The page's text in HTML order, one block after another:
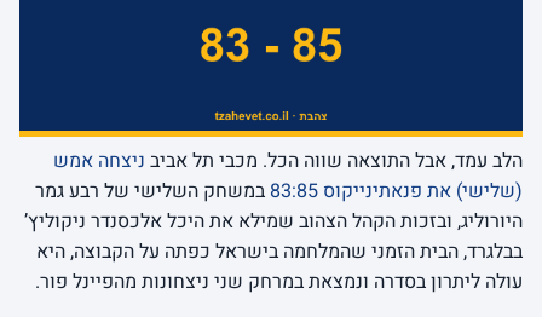
הלב עמד, אבל התוצאה שווה הכל. מכבי תל אביב ניצחה אמש
(שלישי) את פנאתינייקוס 83:85
במשחק השלישי של רבע גמר
היורוליג, ובזכות הקהל הצהוב שמילא את היכל אלכסנדר ניקוליץ’
בבלגרד, הבית הזמני שהמלחמה בישראל כפתה על הקבוצה, היא
עולה ליתרון בסדרה ונמצאת במרחק שני ניצחונות מהפיינל פור.